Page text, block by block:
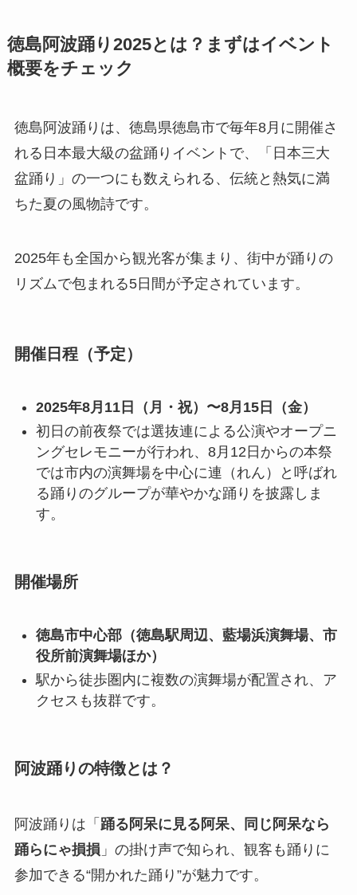
徳島阿波踊り2025とは？まずはイベント
概要をチェック
徳島阿波踊りは、徳島県徳島市で毎年8月に開催さ
れる日本最大級の盆踊りイベントで、「日本三大
盆踊り」の一つにも数えられる、伝統と熱気に満
ちた夏の風物詩です。
2025年も全国から観光客が集まり、街中が踊りの
リズムで包まれる5日間が予定されています。
開催日程（予定）
2025年8月11日（月・祝）〜8月15日（金）
初日の前夜祭では選抜連による公演やオープニ
ングセレモニーが行われ、8月12日からの本祭
では市内の演舞場を中心に連（れん）と呼ばれ
る踊りのグループが華やかな踊りを披露しま
す。
開催場所
徳島市中心部（徳島駅周辺、藍場浜演舞場、市
役所前演舞場ほか）
駅から徒歩圏内に複数の演舞場が配置され、ア
クセスも抜群です。
阿波踊りの特徴とは？
阿波踊りは「 踊る阿呆に見る阿呆、同じ阿呆なら
踊らにゃ損損 」の掛け声で知られ、観客も踊りに
参加できる“開かれた踊り”が魅力です。